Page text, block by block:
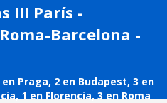
III París -
Barcelona -
Praga, 2 en Budapest, 3 en
1 en Florencia, 3 en Roma